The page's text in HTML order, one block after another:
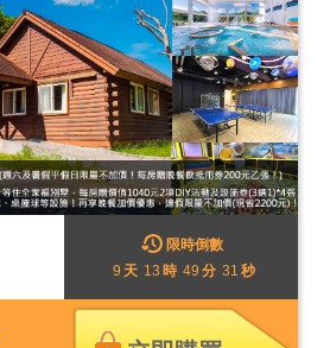
限時倒數
9 天 13 時 49 分 28 秒